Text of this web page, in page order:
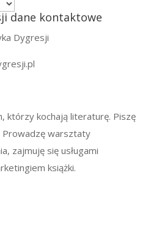
dane kontaktowe
Dygresji
którzy kochają literaturę. Piszę
Prowadzę warsztaty
zajmuję się usługami
książki.